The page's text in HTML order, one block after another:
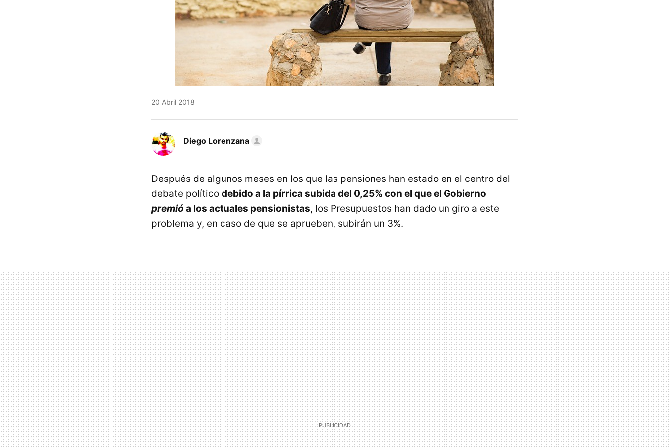
20 Abril 2018
Diego Lorenzana
Después de algunos meses en los que las pensiones han estado en el centro del
debate político debido a la pírrica subida del 0,25% con el que el Gobierno
premió a los actuales pensionistas, los Presupuestos han dado un giro a este
problema y, en caso de que se aprueben, subirán un 3%.